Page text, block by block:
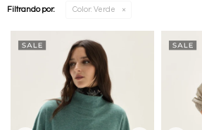
Filtrando por: Color: Verde